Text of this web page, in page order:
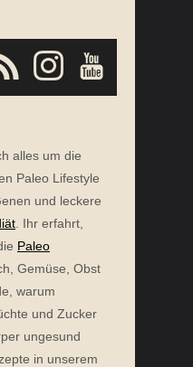
alles um die
Paleo Lifestyle
und leckere
. Ihr erfahrt,
Paleo
Gemüse, Obst
warum
und Zucker
ungesund
in unserem